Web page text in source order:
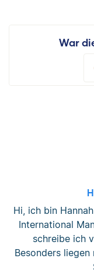
War
Hi, ich bin
International
schreibe ich
Besonders